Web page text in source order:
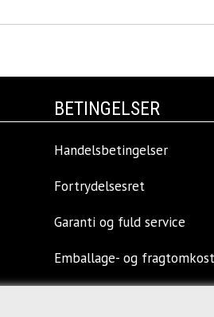
BETINGELSER
Handelsbetingelser
Fortrydelsesret
Garanti og fuld service
Emballage- og